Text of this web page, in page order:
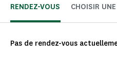
RENDEZ-VOUS CHOISIR
Pas de rendez-vous